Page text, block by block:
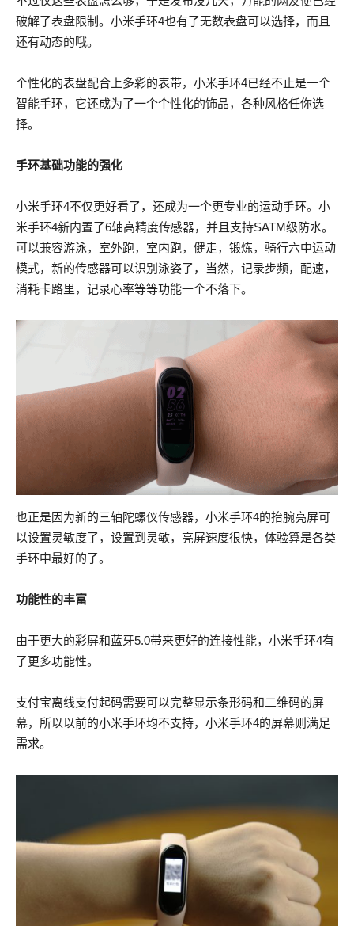
破解了表盘限制。小米手环4也有了无数表盘可以选择，而且
还有动态的哦。
个性化的表盘配合上多彩的表带，小米手环4已经不止是一个
智能手环，它还成为了一个个性化的饰品，各种风格任你选
择。
手环基础功能的强化
小米手环4不仅更好看了，还成为一个更专业的运动手环。小
米手环4新内置了6轴高精度传感器，并且支持SATM级防水。
可以兼容游泳，室外跑，室内跑，健走，锻炼，骑行六中运动
模式，新的传感器可以识别泳姿了，当然，记录步频，配速，
消耗卡路里，记录心率等等功能一个不落下。
也正是因为新的三轴陀螺仪传感器，小米手环4的抬腕亮屏可
以设置灵敏度了，设置到灵敏，亮屏速度很快，体验算是各类
手环中最好的了。
功能性的丰富
由于更大的彩屏和蓝牙5.0带来更好的连接性能，小米手环4有
了更多功能性。
支付宝离线支付起码需要可以完整显示条形码和二维码的屏
幕，所以以前的小米手环均不支持，小米手环4的屏幕则满足
需求。